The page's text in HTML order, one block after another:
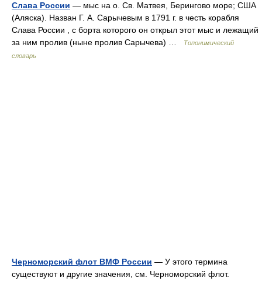
Слава России — мыс на о. Св. Матвея, Берингово море; США
(Аляска). Назван Г. А. Сарычевым в 1791 г. в честь корабля
Слава России , с борта которого он открыл этот мыс и лежащий
за ним пролив (ныне пролив Сарычева) …
Топонимический
словарь
Черноморский флот ВМФ России — У этого термина
существуют и другие значения, см. Черноморский флот.